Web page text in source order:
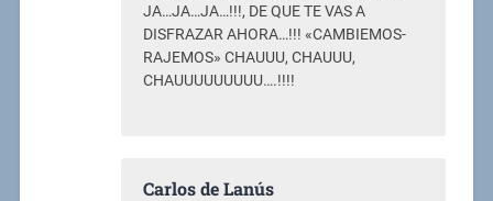
JA…JA…JA…!!!, DE QUE TE VAS A
DISFRAZAR AHORA…!!! «CAMBIEMOS-
RAJEMOS» CHAUUU, CHAUUU,
CHAUUUUUUUUU….!!!!
Carlos de Lanús